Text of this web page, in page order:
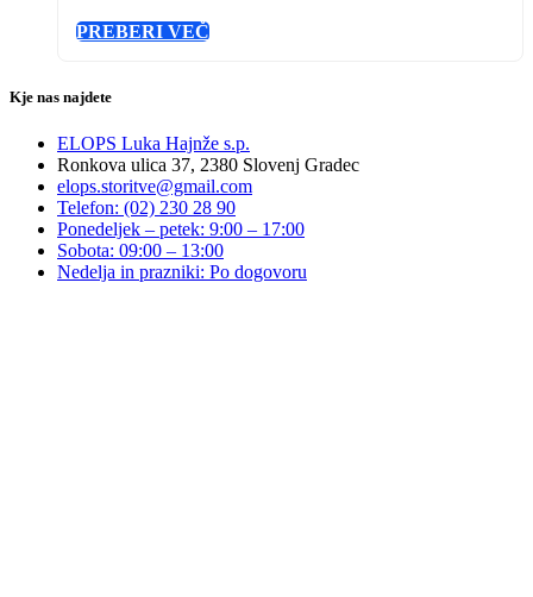
PREBERI VEČ
Kje nas najdete
ELOPS Luka Hajnže s.p.
Ronkova ulica 37, 2380 Slovenj Gradec
elops.storitve@gmail.com
Telefon: (02) 230 28 90
Ponedeljek – petek: 9:00 – 17:00
Sobota: 09:00 – 13:00
Nedelja in prazniki: Po dogovoru